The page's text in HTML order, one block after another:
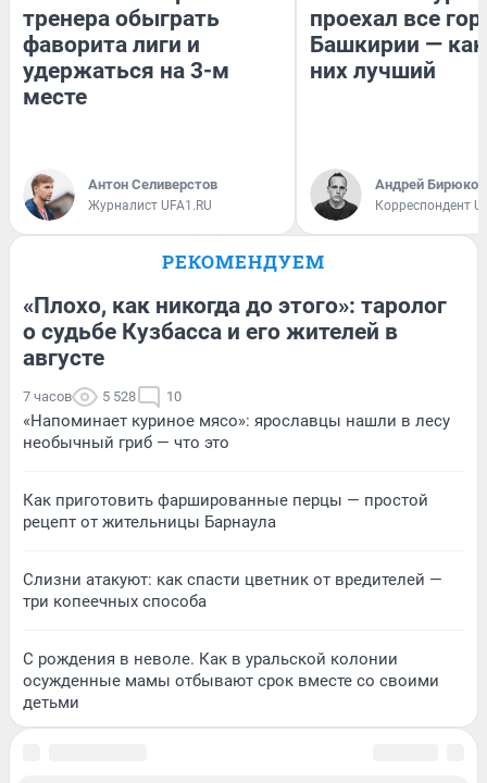
тренера обыграть
фаворита лиги и
удержаться на 3-м
месте
Антон Селиверстов
Журналист UFA1.RU
проехал все
Башкирии —
них лучший
Андрей Бирюков
Корреспондент
РЕКОМЕНДУЕМ
«Плохо, как никогда до этого»: таролог
о судьбе Кузбасса и его жителей в
августе
7 часов 5 528 10
«Напоминает куриное мясо»: ярославцы нашли в лесу
необычный гриб — что это
Как приготовить фаршированные перцы — простой
рецепт от жительницы Барнаула
Слизни атакуют: как спасти цветник от вредителей —
три копеечных способа
С рождения в неволе. Как в уральской колонии
осужденные мамы отбывают срок вместе со своими
детьми